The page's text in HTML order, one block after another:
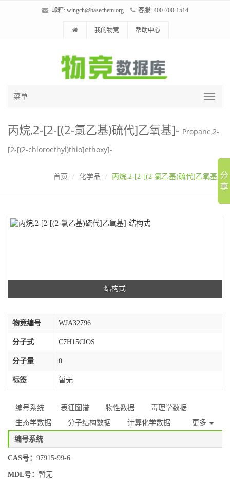
邮箱: wingch@basechem.org 客服: 400-700-1514
我的物竞 帮助中心
菜单
丙烷,2-[2-[(2-氯乙基)硫代]乙氧基]- Propane,2-
[2-[(2-chloroethyl)thio]ethoxy]-
首页 化学品 丙烷,2-[2-[(2-氯乙基)硫代]乙氧基]-
结构式
物竞编号 WJA32796
分子式 C7H15ClOS
分子量 0
标签 暂无
编号系统 表征图谱 物性数据
毒理学数据
生态学数据
分子结构数据 计算化学数据 更多
编号系统
CAS号： 97915-99-6
MDL号： 暂无